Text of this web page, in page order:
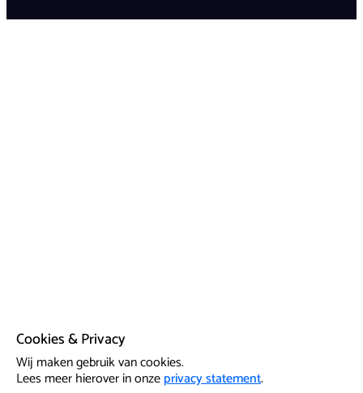
Cookies & Privacy
Wij maken gebruik van cookies.
Lees meer hierover in onzeprivacy statement.